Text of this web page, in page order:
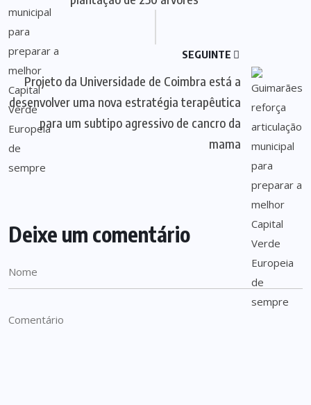
SEGUINTE
Projeto da Universidade de Coimbra está a
desenvolver uma nova estratégia terapêutica
para um subtipo agressivo de cancro da
mama
Deixe um comentário